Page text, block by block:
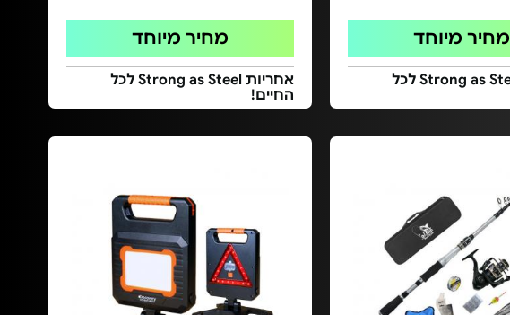
מחיר מיוחד
אחריות Strong as Steel לכל
מחיר מיוחד
אחריות Strong as Steel לכל
החיים!